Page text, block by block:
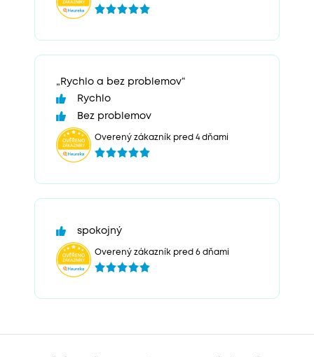
„Rychlo a bez problemov“
Rychlo
Bez problemov
Overený zákazník pred 4 dňami
spokojný
Overený zákazník pred 6 dňami